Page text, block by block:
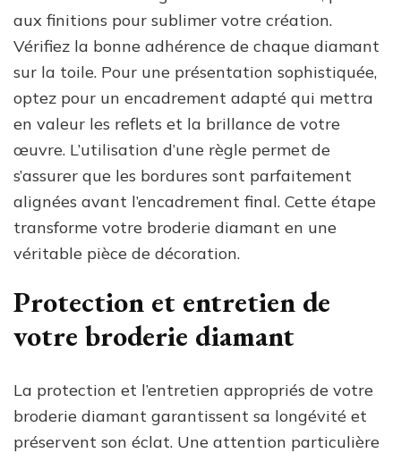
aux finitions pour sublimer votre création.
Vérifiez la bonne adhérence de chaque diamant
sur la toile. Pour une présentation sophistiquée,
optez pour un encadrement adapté qui mettra
en valeur les reflets et la brillance de votre
œuvre. L’utilisation d’une règle permet de
s’assurer que les bordures sont parfaitement
alignées avant l’encadrement final. Cette étape
transforme votre broderie diamant en une
véritable pièce de décoration.
Protection et entretien de
votre broderie diamant
La protection et l’entretien appropriés de votre
broderie diamant garantissent sa longévité et
préservent son éclat. Une attention particulière